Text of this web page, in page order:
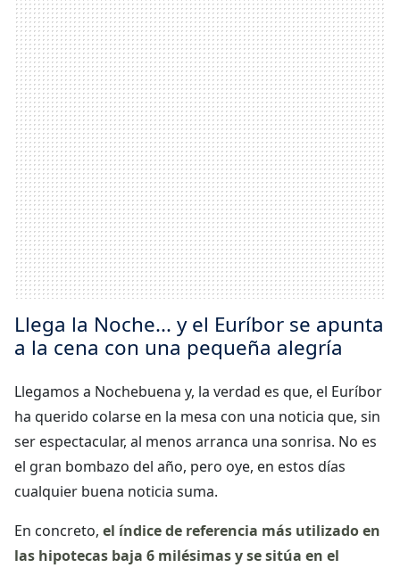
Llega la Noche... y el Euríbor se apunta
a la cena con una pequeña alegría
Llegamos a Nochebuena y, la verdad es que, el Euríbor
ha querido colarse en la mesa con una noticia que, sin
ser espectacular, al menos arranca una sonrisa. No es
el gran bombazo del año, pero oye, en estos días
cualquier buena noticia suma.
En concreto, el índice de referencia más utilizado en
las hipotecas baja 6 milésimas y se sitúa en el